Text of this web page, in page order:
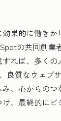
果的に働き
の共同創
れば、多く
良質なウェブ
、心からの
、最終的に